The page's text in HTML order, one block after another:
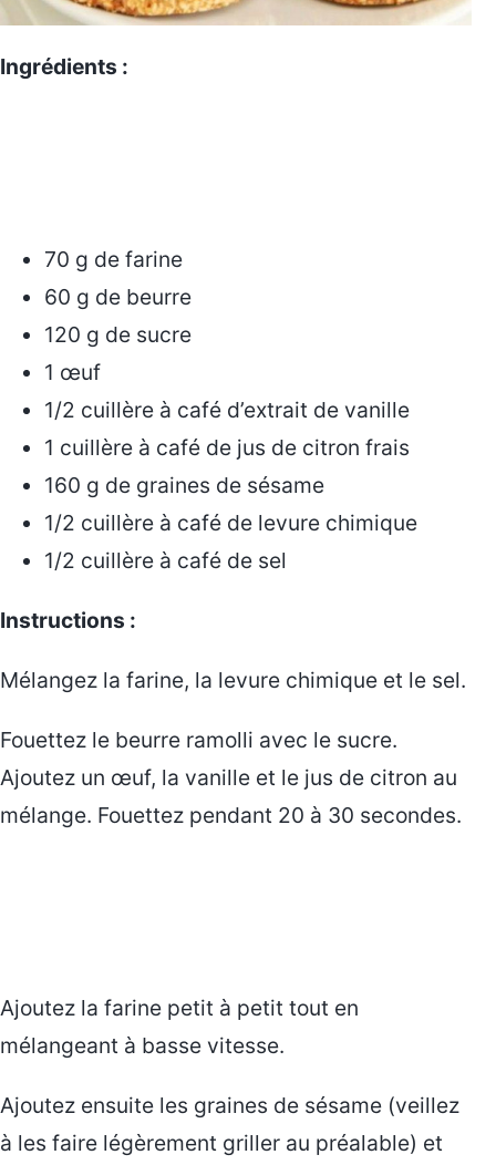
Ingrédients :
70 g de farine
60 g de beurre
120 g de sucre
1 œuf
1/2 cuillère à café d’extrait de vanille
1 cuillère à café de jus de citron frais
160 g de graines de sésame
1/2 cuillère à café de levure chimique
1/2 cuillère à café de sel
Instructions :
Mélangez la farine, la levure chimique et le sel.
Fouettez le beurre ramolli avec le sucre.
Ajoutez un œuf, la vanille et le jus de citron au
mélange. Fouettez pendant 20 à 30 secondes.
Ajoutez la farine petit à petit tout en
mélangeant à basse vitesse.
Ajoutez ensuite les graines de sésame (veillez
à les faire légèrement griller au préalable) et